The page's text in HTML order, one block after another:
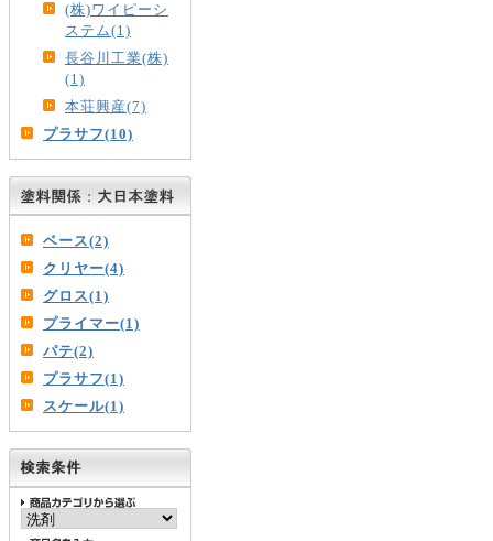
(株)ワイピーシ
ステム(1)
長谷川工業(株)
(1)
本荘興産(7)
プラサフ(10)
ベース(2)
クリヤー(4)
グロス(1)
プライマー(1)
パテ(2)
プラサフ(1)
スケール(1)